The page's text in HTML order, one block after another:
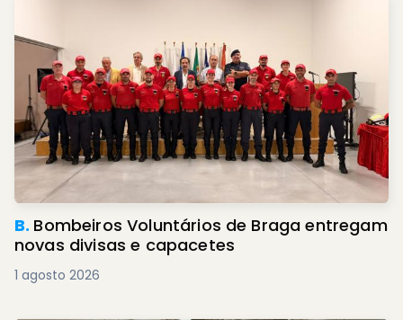
B. Bombeiros Voluntários de Braga entregam
novas divisas e capacetes
1 agosto 2026